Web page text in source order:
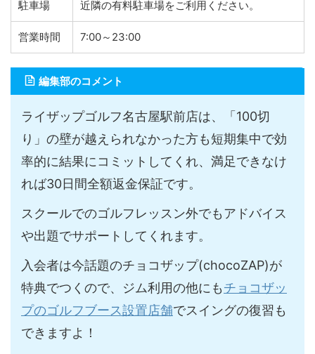
駐車場 近隣の有料駐車場をご利用ください。
営業時間 7:00～23:00
編集部のコメント
ライザップゴルフ名古屋駅前店は、「100切
り」の壁が越えられなかった方も短期集中で効
率的に結果にコミットしてくれ、満足できなけ
れば30日間全額返金保証です。
スクールでのゴルフレッスン外でもアドバイス
や出題でサポートしてくれます。
入会者は今話題のチョコザップ(chocoZAP)が
特典でつくので、ジム利用の他にもチョコザッ
プのゴルフブース設置店舗でスイングの復習も
できますよ！